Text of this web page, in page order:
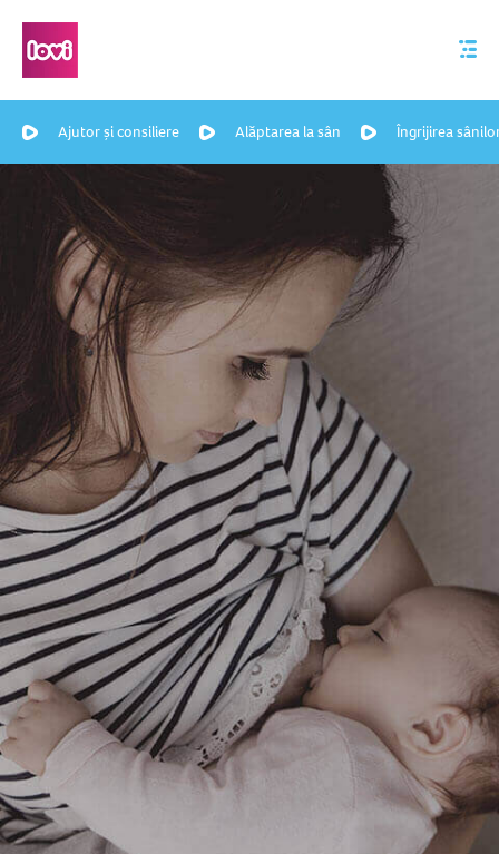
Ajutor și consiliere Alăptarea la sân Îngrijirea